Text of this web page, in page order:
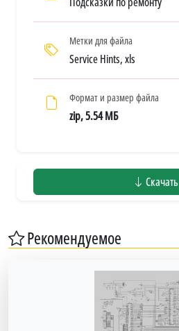
Метки для файла
Service Hints, xls
Формат и размер файла
zip, 5.54 МБ
Скачать
Рекомендуемое